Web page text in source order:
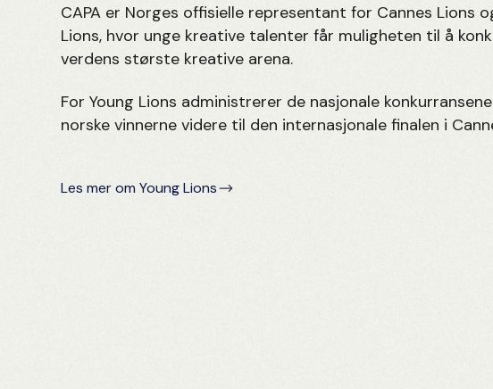
CAPA er Norges offisielle representant for Cannes Lions
Lions, hvor unge kreative talenter får muligheten til å
verdens største kreative arena.
For Young Lions administrerer de nasjonale
norske vinnerne videre til den internasjonale finalen i
Les mer om Young Lions